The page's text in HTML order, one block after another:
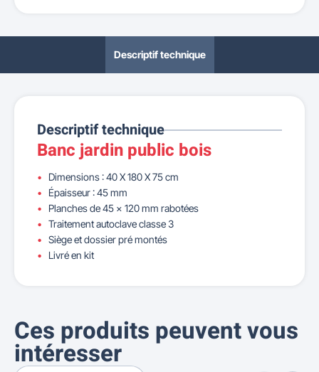
Descriptif technique
Descriptif technique
Banc jardin public bois
Dimensions : 40 X 180 X 75 cm
Épaisseur : 45 mm
Planches de 45 x 120 mm rabotées
Traitement autoclave classe 3
Siège et dossier pré montés
Livré en kit
Ces produits peuvent vous
intéresser